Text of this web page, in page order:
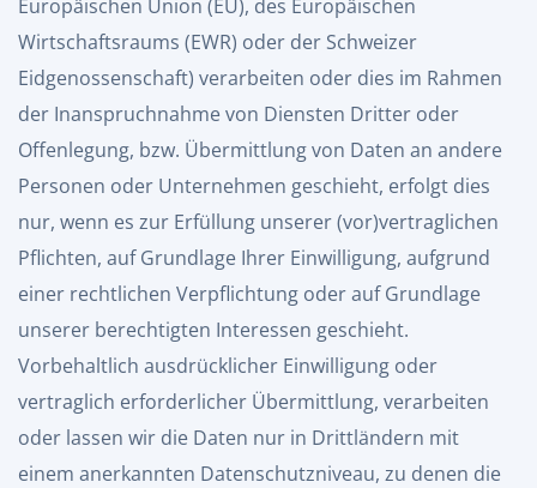
Europäischen Union (EU), des Europäischen
Wirtschaftsraums (EWR) oder der Schweizer
Eidgenossenschaft) verarbeiten oder dies im Rahmen
der Inanspruchnahme von Diensten Dritter oder
Offenlegung, bzw. Übermittlung von Daten an andere
Personen oder Unternehmen geschieht, erfolgt dies
nur, wenn es zur Erfüllung unserer (vor)vertraglichen
Pflichten, auf Grundlage Ihrer Einwilligung, aufgrund
einer rechtlichen Verpflichtung oder auf Grundlage
unserer berechtigten Interessen geschieht.
Vorbehaltlich ausdrücklicher Einwilligung oder
vertraglich erforderlicher Übermittlung, verarbeiten
oder lassen wir die Daten nur in Drittländern mit
einem anerkannten Datenschutzniveau, zu denen die